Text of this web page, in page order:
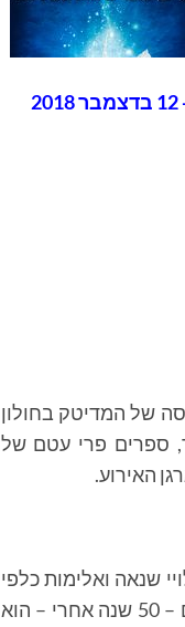
ספרים פרי עטם של
האירוע.
שנאה ואלימות כלפי
היהודים. זמן קצר לאחר שהגיע לארץ החל לתעד במחברתו את מסעו בערבית, וכיום – 50 שנה אחרי – הוא